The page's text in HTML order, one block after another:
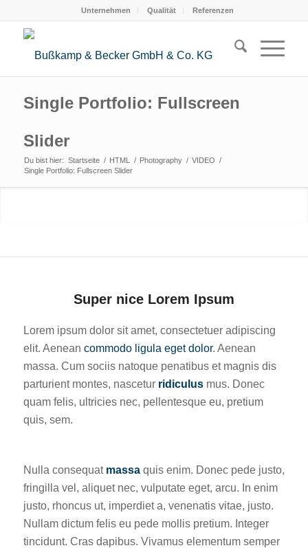
Unternehmen Qualität Referenzen
Single Portfolio: Fullscreen
Slider
Du bist hier: Startseite / HTML / Photography / VIDEO /
Single Portfolio: Fullscreen Slider
Super nice Lorem Ipsum
Lorem ipsum dolor sit amet, consectetuer adipiscing
elit. Aenean commodo ligula eget dolor. Aenean
massa. Cum sociis natoque penatibus et magnis dis
parturient montes, nascetur ridiculusmus. Donec
quam felis, ultricies nec, pellentesque eu, pretium
quis, sem.
Nulla consequat massaquis enim. Donec pede justo,
fringilla vel, aliquet nec, vulputate eget, arcu. In enim
justo, rhoncus ut, imperdiet a, venenatis vitae, justo.
Nullam dictum felis eu pede mollis pretium. Integer
tincidunt. Cras dapibus. Vivamus elementum semper